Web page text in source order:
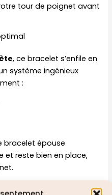
tour de poignet avant
, ce bracelet s’enfile en
système ingénieux
:
bracelet épouse
reste bien en place,